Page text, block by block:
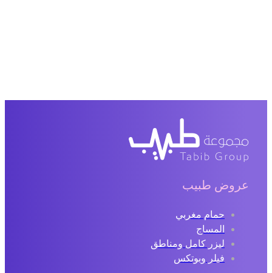
عروض طبيب
حمام مغربي
المساج
ليزر كامل ومناطق
فيلر وبوتكس